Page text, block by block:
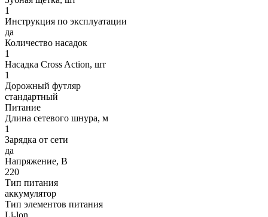
1
Инструкция по эксплуатации
да
Количество насадок
1
Насадка Cross Action, шт
1
Дорожный футляр
стандартный
Питание
Длина сетевого шнура, м
1
Зарядка от сети
да
Напряжение, В
220
Тип питания
аккумулятор
Тип элементов питания
Li-lon